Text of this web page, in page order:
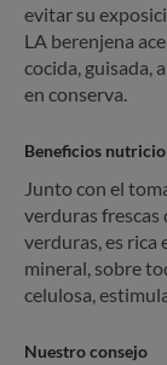
evitar su
LA berenjena
cocida, guisada,
en conserva.
Beneficios
Junto con el
verduras frescas
verduras, es rica
mineral, sobre
celulosa,
Nuestro consejo